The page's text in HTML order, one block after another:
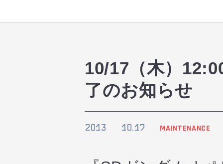
10/17（木）
了のお知らせ
2013 10.17 MAINTENANCE